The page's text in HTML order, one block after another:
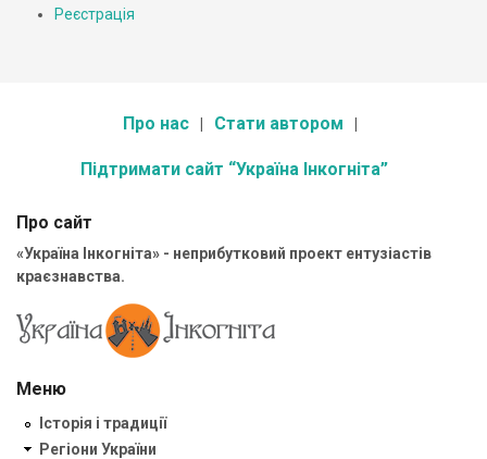
Реєстрація
Про нас Стати автором
Підтримати сайт “Україна Інкогніта”
Про сайт
«Україна Інкогніта» - неприбутковий проект ентузіастів
краєзнавства.
Меню
Історія і традиції
Регіони України